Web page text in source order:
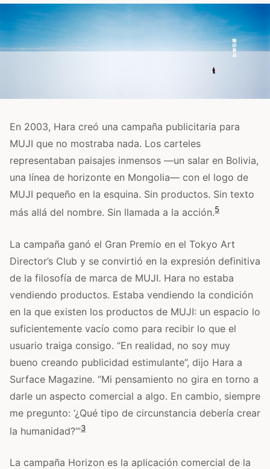
En 2003, Hara creó una campaña publicitaria para
MUJI que no mostraba nada. Los carteles
representaban paisajes inmensos —un salar en Bolivia,
una línea de horizonte en Mongolia— con el logo de
MUJI pequeño en la esquina. Sin productos. Sin texto
más allá del nombre. Sin llamada a la acción.5
La campaña ganó el Gran Premio en el Tokyo Art
Director’s Club y se convirtió en la expresión definitiva
de la filosofía de marca de MUJI. Hara no estaba
vendiendo productos. Estaba vendiendo la condición
en la que existen los productos de MUJI: un espacio lo
suficientemente vacío como para recibir lo que el
usuario traiga consigo. “En realidad, no soy muy
bueno creando publicidad estimulante”, dijo Hara a
Surface Magazine. “Mi pensamiento no gira en torno a
darle un aspecto comercial a algo. En cambio, siempre
me pregunto: ‘¿Qué tipo de circunstancia debería crear
la humanidad?’”3
La campaña Horizon es la aplicación comercial de la